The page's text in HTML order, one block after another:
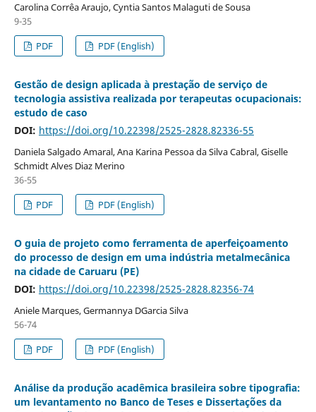
Carolina Corrêa Araujo, Cyntia Santos Malaguti de Sousa
9-35
PDF
PDF (English)
Gestão de design aplicada à prestação de serviço de
tecnologia assistiva realizada por terapeutas ocupacionais:
estudo de caso
DOI: https://doi.org/10.22398/2525-2828.82336-55
Daniela Salgado Amaral, Ana Karina Pessoa da Silva Cabral, Giselle
Schmidt Alves Diaz Merino
36-55
PDF
PDF (English)
O guia de projeto como ferramenta de aperfeiçoamento
do processo de design em uma indústria metalmecânica
na cidade de Caruaru (PE)
DOI: https://doi.org/10.22398/2525-2828.82356-74
Aniele Marques, Germannya DGarcia Silva
56-74
PDF
PDF (English)
Análise da produção acadêmica brasileira sobre tipografia:
um levantamento no Banco de Teses e Dissertações da